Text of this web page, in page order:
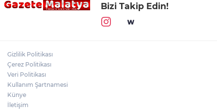
Bizi Takip Edin!
Gizlilik Politikası
Çerez Politikası
Veri Politikası
Kullanım Şartnamesi
Künye
İletişim